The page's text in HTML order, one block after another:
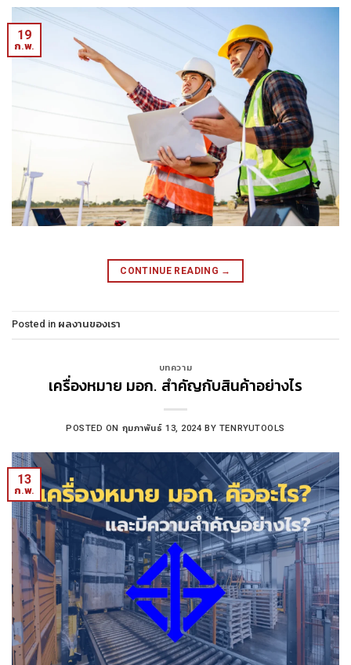
19
ก.พ.
CONTINUE READING →
Posted in ผลงานของเรา
บทความ
เครื่องหมาย มอก. สำคัญกับสินค้าอย่างไร
POSTED ON กุมภาพันธ์ 13, 2024 BY TENRYUTOOLS
13
ก.พ.